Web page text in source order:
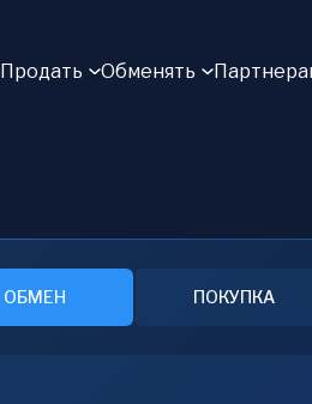
Продать Обменять
ОБМЕН ПОКУПКА